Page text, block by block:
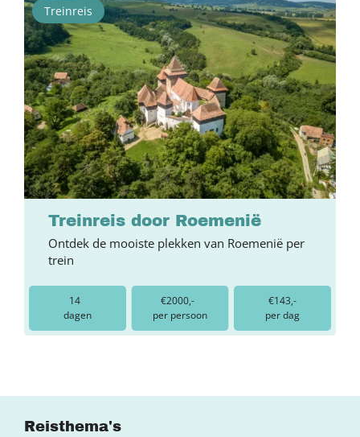
Treinreis
Treinreis door Roemenië
Ontdek de mooiste plekken van Roemenië per
trein
14
dagen
€2000,-
per persoon
€143,-
per dag
Reisthema's